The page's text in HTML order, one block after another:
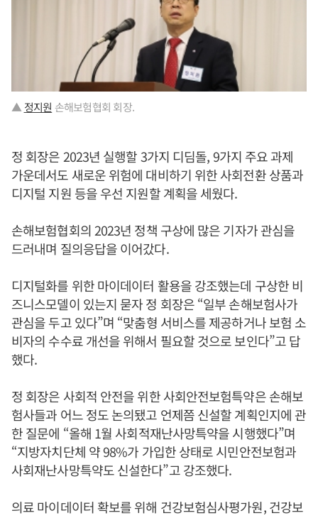
▲ 정지원 손해보험협회 회장.
정 회장은 2023년 실행할 3가지 디딤돌, 9가지 주요 과제
가운데서도 새로운 위험에 대비하기 위한 사회전환 상품과
디지털 지원 등을 우선 지원할 계획을 세웠다.
손해보험협회의 2023년 정책 구상에 많은 기자가 관심을
드러내며 질의응답을 이어갔다.
디지털화를 위한 마이데이터 활용을 강조했는데 구상한 비
즈니스모델이 있는지 묻자 정 회장은 “일부 손해보험사가
관심을 두고 있다”며 “맞춤형 서비스를 제공하거나 보험 소
비자의 수수료 개선을 위해서 필요할 것으로 보인다”고 답
했다.
정 회장은 사회적 안전을 위한 사회안전보험특약은 손해보
험사들과 어느 정도 논의됐고 언제쯤 신설할 계획인지에 관
한 질문에 “올해 1월 사회적재난사망특약을 시행했다”며
“지방자치단체 약 98%가 가입한 상태로 시민안전보험과
사회재난사망특약도 신설한다”고 강조했다.
의료 마이데이터 확보를 위해 건강보험심사평가원, 건강보